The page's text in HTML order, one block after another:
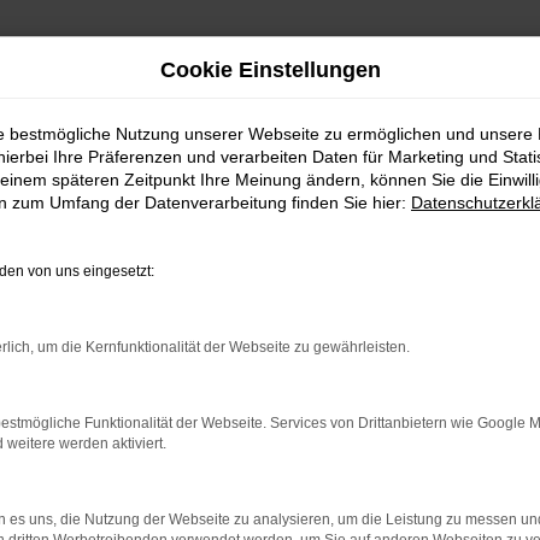
für
Wahl für Brandenburg (Havel)
Mit einer Škoda Tageszulassung sind Sie bestens
Sie das passende Modell. Als Ihr zuverlässiger Škoda-
Dienstleistungen: von professioneller Beratung
von unserem erfahrenen Team bei der Wahl Ihres
Cookie Einstellungen
bestmögliche Nutzung unserer Webseite zu ermöglichen und unsere
Ihre Präferenzen und verarbeiten Daten für Marketing und
späteren Zeitpunkt Ihre Meinung ändern, können Sie die
zum Umfang der Datenverarbeitung finden Sie hier:
von uns eingesetzt:
um die Kernfunktionalität der Webseite zu gewährleisten.
Funktionalität der Webseite. Services von Drittanbietern wie Google
weitere werden aktiviert.
es uns, die Nutzung der Webseite zu analysieren, um die Leistung zu messen